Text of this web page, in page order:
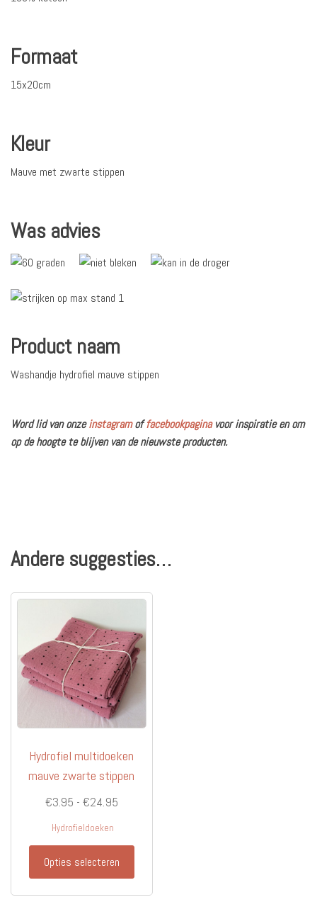
Formaat
15x20cm
Kleur
Mauve met zwarte stippen
Was advies
Product naam
Washandje hydrofiel mauve stippen
Word lid van onzeinstagramoffacebookpaginavoor inspiratie en om
op de hoogte te blijven van de nieuwste producten.
Andere suggesties…
Hydrofiel multidoeken
mauve zwarte stippen
€3.95 - €24.95Prijsklasse:
€24.95
Hydrofieldoeken
Opties selecteren
Dit